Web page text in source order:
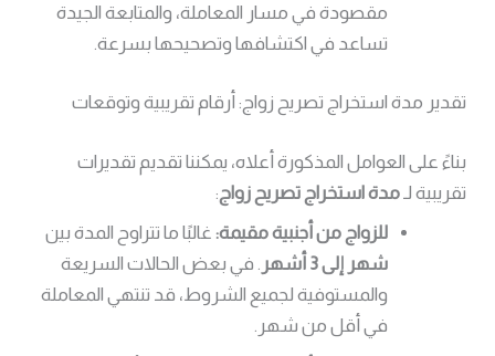
مقصودة في مسار المعاملة، والمتابعة الجيدة
تساعد في اكتشافها وتصحيحها بسرعة.
تقدير مدة استخراج تصريح زواج: أرقام تقريبية وتوقعات
بناءً على العوامل المذكورة أعلاه، يمكننا تقديم تقديرات
تقريبية لـمدة استخراج تصريح زواج:
للزواج من أجنبية مقيمة: غالبًا ما تتراوح المدة بين
شهر إلى 3 أشهر
. في بعض الحالات السريعة
والمستوفية لجميع الشروط، قد تنتهي المعاملة
في أقل من شهر.